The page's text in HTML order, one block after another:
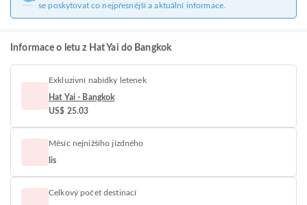
se poskytovat co nejpřesnější a aktuální informace.
Informace o letu z Hat Yai do Bangkok
Exkluzivní nabídky letenek
Hat Yai - Bangkok
US$ 25.03
Měsíc nejnižšího jízdného
lis
Celkový počet destinací